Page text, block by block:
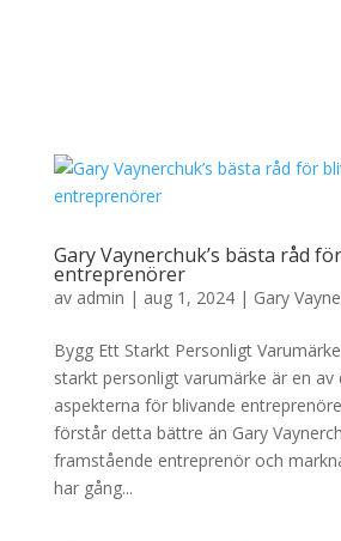
Gary Vaynerchuk’s bästa råd
entreprenörer
av admin | aug 1, 2024| Gary
Bygg Ett Starkt Personligt
starkt personligt varumärke är en av
aspekterna för blivande
förstår detta bättre än Gary
framstående entreprenör och
har gång...